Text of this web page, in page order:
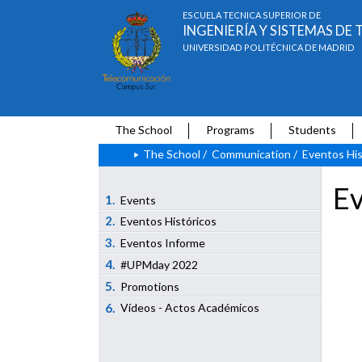
ESCUELA TÉCNICA SUPERIOR DE
INGENIERÍA Y SISTEMAS
UNIVERSIDAD POLITÉCNICA DE MADRID
The School Programs
Students
The School / Communication / Eventos
1. Events
2. Eventos Históricos
3. Eventos Informe
4. #UPMday 2022
5. Promotions
6. Vídeos - Actos Académicos